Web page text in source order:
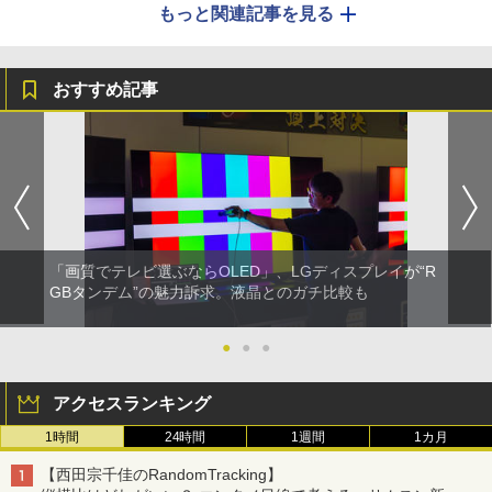
もっと関連記事を見る
おすすめ記事
「画質でテレビ選ぶならOLED」、LGディスプレイが“R
GBタンデム”の魅力訴求。液晶とのガチ比較も
● ● ●
アクセスランキング
1時間 24時間 1週間 1カ月
【西田宗千佳のRandomTracking】